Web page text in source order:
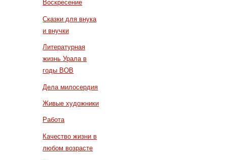
Воскресение
Сказки для внука
и внучки
Литературная
жизнь Урала в
годы ВОВ
Дела милосердия
Живые художники
Работа
Качество жизни в
любом возрасте